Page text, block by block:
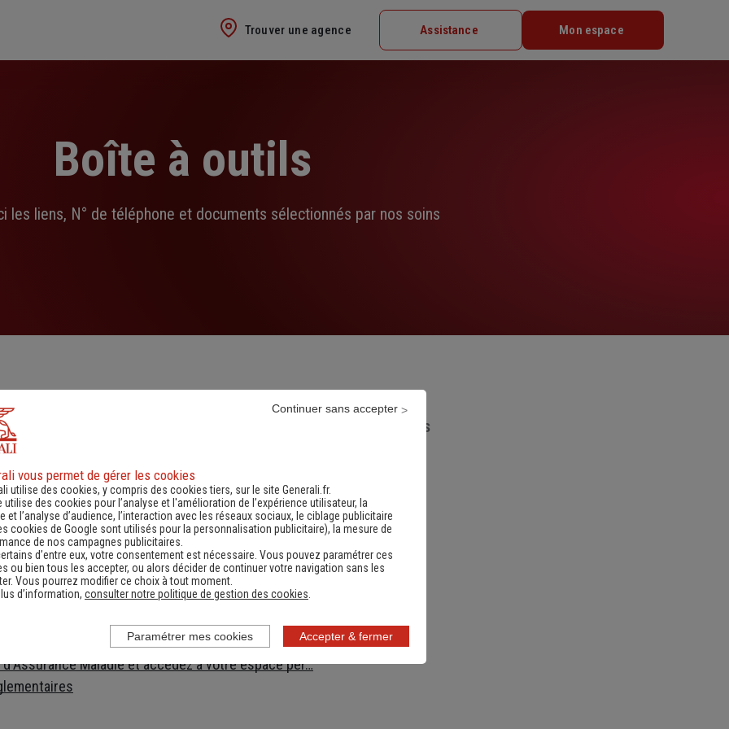
Trouver une agence Assistance Mon espace
Boîte à outils
les liens, N° de téléphone et documents sélectionnés par nos soins
Documents utiles
votre assureur 24h/24 !
votre poche !
la Chambre Syndicale du Déménagement
votre changement d'adresse
à laquelle vous adresser pour vos démarches
Maladie et accédez à votre espace per…
vous permet de gérer les cookies
utilise des cookies, y compris des cookies tiers, sur le site Generali.fr.
utilise des cookies pour l’analyse et l'amélioration de l’expérience utilisateur, la
et l’analyse d’audience, l’interaction avec les réseaux sociaux, le ciblage publicitaire
cookies de Google sont utilisés pour la personnalisation publicitaire), la mesure de
de nos campagnes publicitaires.
d’entre eux, votre consentement est nécessaire. Vous pouvez paramétrer ces
ou bien tous les accepter, ou alors décider de continuer votre navigation sans les
Vous pourrez modifier ce choix à tout moment.
d’information, consulter notre politique de gestion des cookies.
Accepter & fermer
Continuer sans accepter
Paramétrer mes cookies